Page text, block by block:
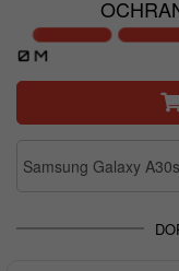
Samsung Galaxy